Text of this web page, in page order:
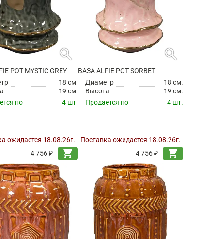
search
POT MYSTIC GREY
18 см.
19 см.
по
4 шт.
ожидается 18.08.26г.
4 756 ₽
shopping_cart
search
ВАЗА ALFIE POT SORBET
Диаметр
18 см.
Высота
19 см.
Продается по
4 шт.
Поставка ожидается 18.08.26г.
4 756 ₽
shopping_cart